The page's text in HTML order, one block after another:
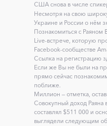
США снова в числе
Несмотря на свою
Украине и России о нём
Познакомиться с
Live-встрече, которую
Facebook-сообществе
Ссылка на регистрацию
Если же Вы не были на
прямо сейчас
поближе.
Миллион — отметка,
Совокупный доход Раяна
составлял $511 000 и
выглядели следующим